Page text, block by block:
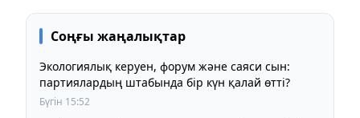
Соңғы жаңалықтар
Экологиялық керуен, форум және саяси сын:
партиялардың штабында бір күн қалай өтті?
Бүгін 15:52